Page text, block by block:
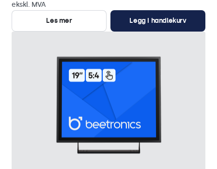
ekskl. MVA
Les mer
Legg i handlekurv